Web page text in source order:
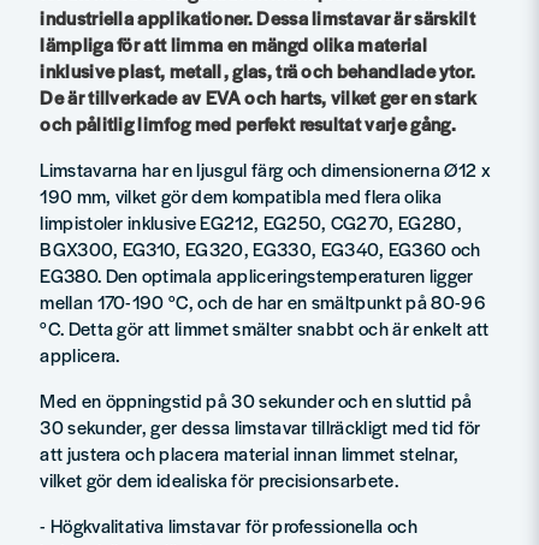
industriella applikationer. Dessa limstavar är särskilt
lämpliga för att limma en mängd olika material
inklusive plast, metall, glas, trä och behandlade ytor.
De är tillverkade av EVA och harts, vilket ger en stark
och pålitlig limfog med perfekt resultat varje gång.
Limstavarna har en ljusgul färg och dimensionerna Ø12 x
190 mm, vilket gör dem kompatibla med flera olika
limpistoler inklusive EG212, EG250, CG270, EG280,
BGX300, EG310, EG320, EG330, EG340, EG360 och
EG380. Den optimala appliceringstemperaturen ligger
mellan 170-190 °C, och de har en smältpunkt på 80-96
°C. Detta gör att limmet smälter snabbt och är enkelt att
applicera.
Med en öppningstid på 30 sekunder och en sluttid på
30 sekunder, ger dessa limstavar tillräckligt med tid för
att justera och placera material innan limmet stelnar,
vilket gör dem idealiska för precisionsarbete.
- Högkvalitativa limstavar för professionella och